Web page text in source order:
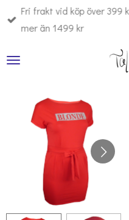
Hoppa
Fri frakt vid köp över 399
mer än 1499 kr